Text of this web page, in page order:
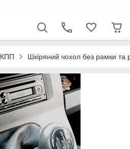
Шкіряний чохол без рамки